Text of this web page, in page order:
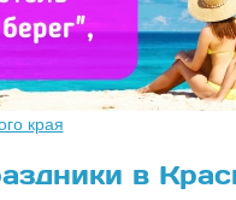
края
в